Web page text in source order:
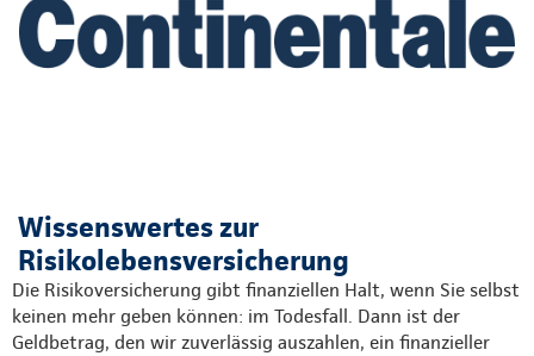
Wissenswertes zur
Risikolebensversicherung
Die Risikoversicherung gibt finanziellen Halt, wenn Sie selbst
keinen mehr geben können: im Todesfall. Dann ist der
Geldbetrag, den wir zuverlässig auszahlen, ein finanzieller